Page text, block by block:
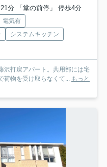
分 「堂の前停」 停歩4分
電気有
システムキッチン
沢打戻アパート。共用部には宅
荷物を受け取らなくて...
もっと